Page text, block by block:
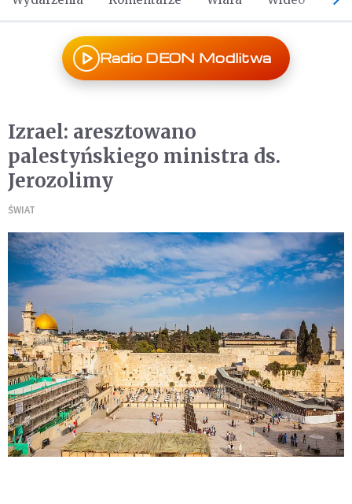
Radio DEON Modlitwa
Izrael: aresztowano
palestyńskiego ministra ds.
Jerozolimy
ŚWIAT